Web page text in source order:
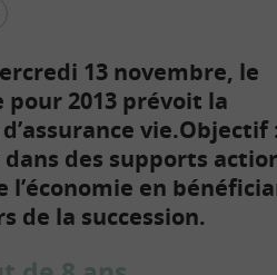
13 novembre, le
2013 prévoit la
vie.Objectif
des supports
en
de la succession.